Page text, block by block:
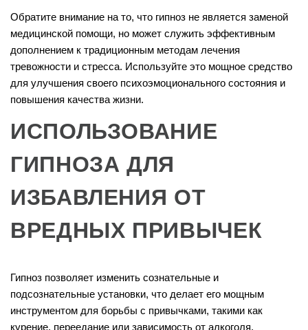
Обратите внимание на то, что гипноз не является заменой
медицинской помощи, но может служить эффективным
дополнением к традиционным методам лечения
тревожности и стресса. Используйте это мощное средство
для улучшения своего психоэмоционального состояния и
повышения качества жизни.
ИСПОЛЬЗОВАНИЕ
ГИПНОЗА ДЛЯ
ИЗБАВЛЕНИЯ ОТ
ВРЕДНЫХ ПРИВЫЧЕК
Гипноз позволяет изменить сознательные и
подсознательные установки, что делает его мощным
инструментом для борьбы с привычками, такими как
курение, переедание или зависимость от алкоголя.